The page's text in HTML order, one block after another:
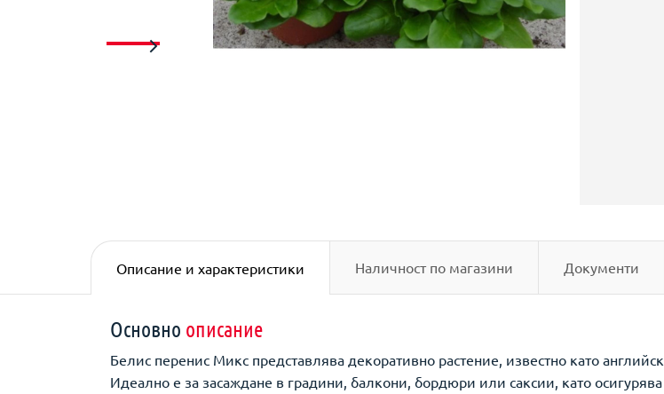
Описание и характеристики Наличност по магазини Документи
Основно описание
Белис перенис Микс представлява декоративно растение, известно като
Идеално е за засаждане в градини, балкони, бордюри или саксии, като